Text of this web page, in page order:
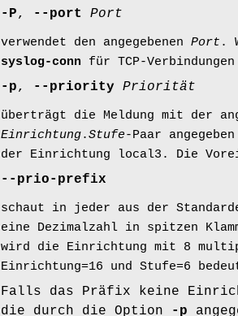
-P, --port Port
verwendet den angegebenen Port .
syslog-conn für TCP-
-p, --priority Priorität
überträgt die Meldung mit der
Einrichtung.Stufe-Paar
der Einrichtung local3. Die
--prio-prefix
schaut in jeder aus der
eine Dezimalzahl in spitzen
wird die Einrichtung mit 8
Einrichtung=16 und Stufe=6
Falls das Präfix keine
die durch die Option
-p